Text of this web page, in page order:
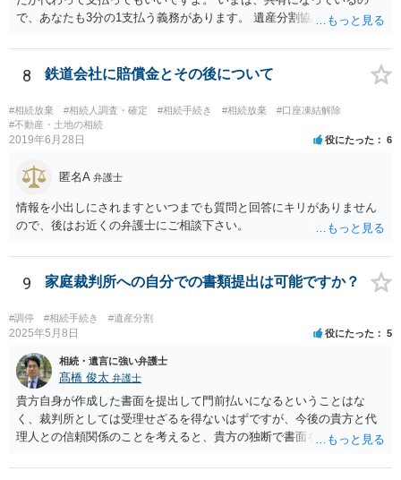
で、あなたも3分の1支払う義務があります。 遺産分割協議をして、不
払い義務があります。
8 鉄道会社に賠償金とその後について
#相続放棄 #相続人調査・確定 #相続手続き #相続放棄
#口座凍結解除
#不動産・土地の相続
2019年6月28日 役にたった 6
匿名A 弁護士
情報を小出しにされますといつまでも質問と回答にキリがありません
ので、後はお近くの弁護士にご相談下さい。
9 家庭裁判所への自分での書類提出は可能ですか？
#調停 #相続手続き #遺産分割
2025年5月8日 役にたった 5
相続・遺言に強い弁護士
髙橋 俊太 弁護士
貴方自身が作成した書面を提出して門前払いになるということはな
く、裁判所としては受理せざるを得ないはずですが、今後の貴方と代
理人との信頼関係のことを考えると、貴方の独断で書面を提出したり
士が主張書面の提出を渋っているようですが、弁護士として提出の実